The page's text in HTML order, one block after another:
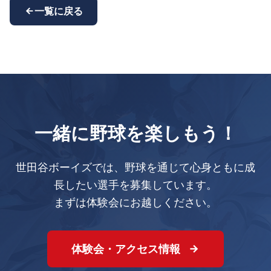
一覧に戻る
一緒に野球を楽しもう！
世田谷ボーイズでは、野球を通じて心身ともに成
長したい選手を募集しています。
まずは体験会にお越しください。
体験会・アクセス情報